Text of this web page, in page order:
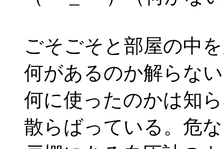
ごそごそと部屋の中
何があるのか解らな
何に使ったのかは知
散らばっている。危